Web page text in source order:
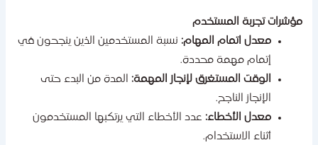
تجربة المستخدم
معدل اتمام المهام:نسبة المستخدمين الذين ينجحون في
إتمام مهمة محددة.
الوقت المستغرق لإنجاز المهمة:المدة من البدء حتى
الإنجاز الناجح.
معدل الأخطاء:عدد الأخطاء التي يرتكبها المستخدمون
أثناء الاستخدام.